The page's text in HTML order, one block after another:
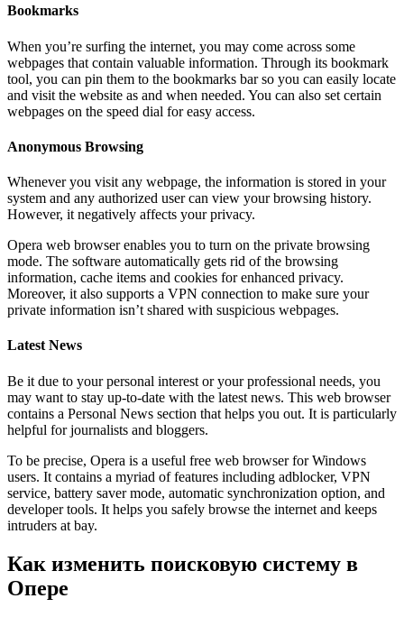
Bookmarks
When you’re surfing the internet, you may come across some
webpages that contain valuable information. Through its bookmark
tool, you can pin them to the bookmarks bar so you can easily locate
and visit the website as and when needed. You can also set certain
webpages on the speed dial for easy access.
Anonymous Browsing
Whenever you visit any webpage, the information is stored in your
system and any authorized user can view your browsing history.
However, it negatively affects your privacy.
Opera web browser enables you to turn on the private browsing
mode. The software automatically gets rid of the browsing
information, cache items and cookies for enhanced privacy.
Moreover, it also supports a VPN connection to make sure your
private information isn’t shared with suspicious webpages.
Latest News
Be it due to your personal interest or your professional needs, you
may want to stay up-to-date with the latest news. This web browser
contains a Personal News section that helps you out. It is particularly
helpful for journalists and bloggers.
To be precise, Opera is a useful free web browser for Windows
users. It contains a myriad of features including adblocker, VPN
service, battery saver mode, automatic synchronization option, and
developer tools. It helps you safely browse the internet and keeps
intruders at bay.
Как изменить поисковую систему в
Опере